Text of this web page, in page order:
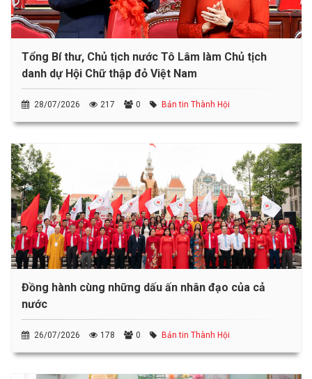
Tổng Bí thư, Chủ tịch nước Tô Lâm làm Chủ tịch
danh dự Hội Chữ thập đỏ Việt Nam
28/07/2026 217 0 Bản tin Thành Hội
Đồng hành cùng những dấu ấn nhân đạo của cả
nước
26/07/2026 178 0 Bản tin Thành Hội